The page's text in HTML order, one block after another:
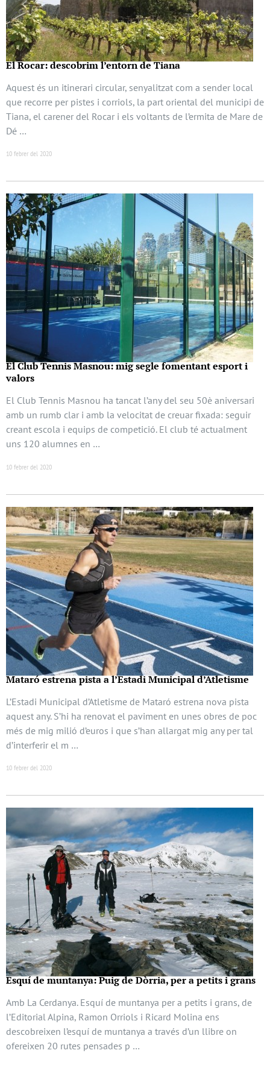
El Rocar: descobrim l’entorn de Tiana
Aquest és un itinerari circular, senyalitzat com a sender local
que recorre per pistes i corriols, la part oriental del municipi de
Tiana, el carener del Rocar i els voltants de l’ermita de Mare de
Dé …
10 febrer del 2020
El Club Tennis Masnou: mig segle fomentant esport i
valors
El Club Tennis Masnou ha tancat l’any del seu 50è aniversari
amb un rumb clar i amb la velocitat de creuar fixada: seguir
creant escola i equips de competició. El club té actualment
uns 120 alumnes en …
10 febrer del 2020
Mataró estrena pista a l’Estadi Municipal d’Atletisme
L’Estadi Municipal d’Atletisme de Mataró estrena nova pista
aquest any. S’hi ha renovat el paviment en unes obres de poc
més de mig milió d’euros i que s’han allargat mig any per tal
d’interferir el m …
10 febrer del 2020
Esquí de muntanya: Puig de Dòrria, per a petits i grans
Amb La Cerdanya. Esquí de muntanya per a petits i grans, de
l’Editorial Alpina, Ramon Orriols i Ricard Molina ens
descobreixen l’esquí de muntanya a través d’un llibre on
ofereixen 20 rutes pensades p …